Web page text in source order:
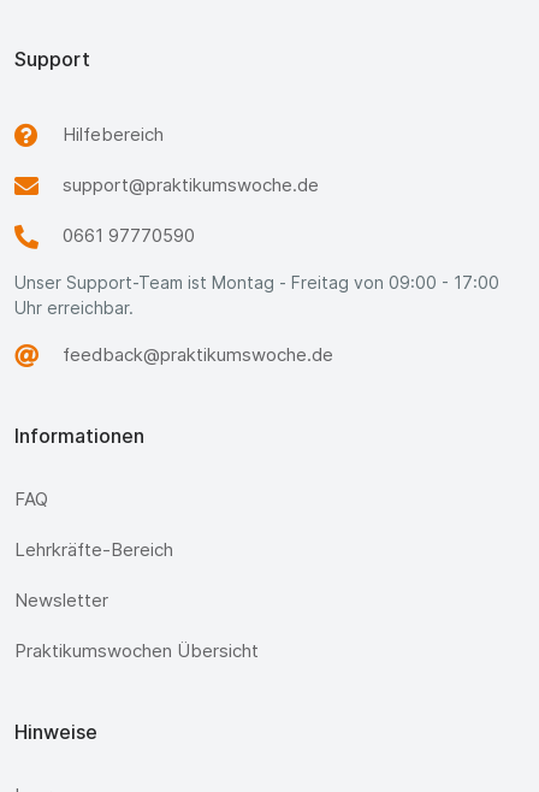
Support
Hilfebereich
support@praktikumswoche.de
0661 97770590
Unser Support-Team ist Montag - Freitag von 09:00 - 17:00
Uhr erreichbar.
feedback@praktikumswoche.de
Informationen
FAQ
Lehrkräfte-Bereich
Newsletter
Praktikumswochen Übersicht
Hinweise